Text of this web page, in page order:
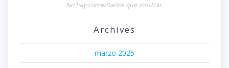
No hay comentarios que mostrar.
Archives
marzo 2025